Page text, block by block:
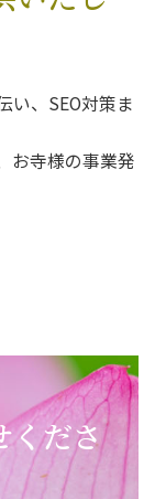
い、SEO対策ま
お寺様の事業発
くださ